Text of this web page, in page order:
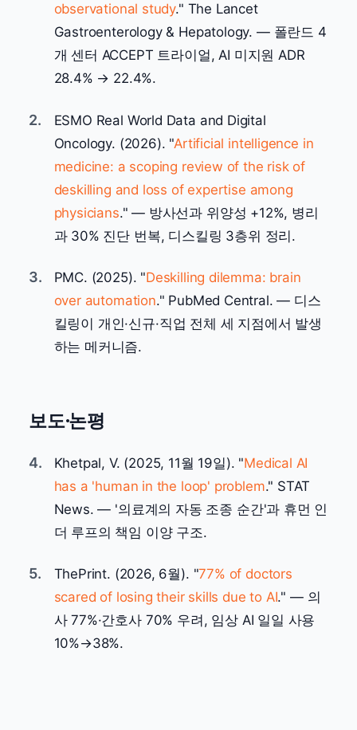
observational study." The Lancet
Gastroenterology & Hepatology. — 폴란드 4
개 센터 ACCEPT 트라이얼, AI 미지원 ADR
28.4% → 22.4%.
2.
ESMO Real World Data and Digital
Oncology. (2026). "Artificial intelligence in
medicine: a scoping review of the risk of
deskilling and loss of expertise among
physicians." — 방사선과 위양성 +12%, 병리
과 30% 진단 번복, 디스킬링 3층위 정리.
3. PMC. (2025). "Deskilling dilemma: brain
over automation." PubMed Central. — 디스
킬링이 개인·신규·직업 전체 세 지점에서 발생
하는 메커니즘.
보도·논평
4. Khetpal, V. (2025, 11월 19일). "Medical AI
has a 'human in the loop' problem." STAT
News. — '의료계의 자동 조종 순간'과 휴먼 인
더 루프의 책임 이양 구조.
5. ThePrint. (2026, 6월). "77% of doctors
scared of losing their skills due to AI." — 의
사 77%·간호사 70% 우려, 임상 AI 일일 사용
10%→38%.